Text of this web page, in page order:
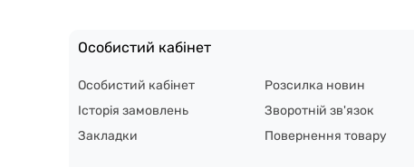
Особистий кабінет
Особистий кабінет
Історія замовлень
Закладки
Розсилка новин
Зворотній зв'язок
Повернення товару